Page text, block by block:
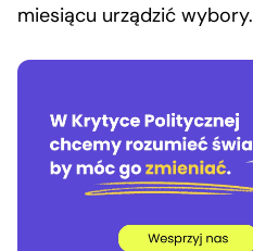
miesiącu urządzić wybory.